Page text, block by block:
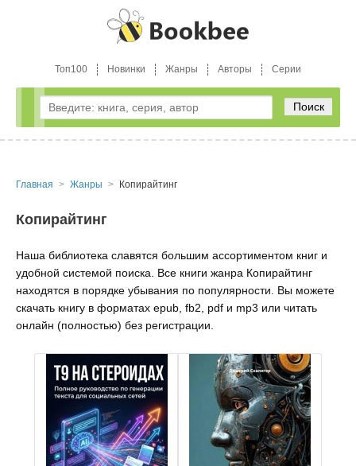
Топ100 Новинки Жанры Авторы Серии
Поиск
Главная Жанры Копирайтинг
Копирайтинг
Наша библиотека славятся большим ассортиментом книг и
удобной системой поиска. Все книги жанра Копирайтинг
находятся в порядке убывания по популярности. Вы можете
скачать книгу в форматах epub, fb2, pdf и mp3 или читать
онлайн (полностью) без регистрации.